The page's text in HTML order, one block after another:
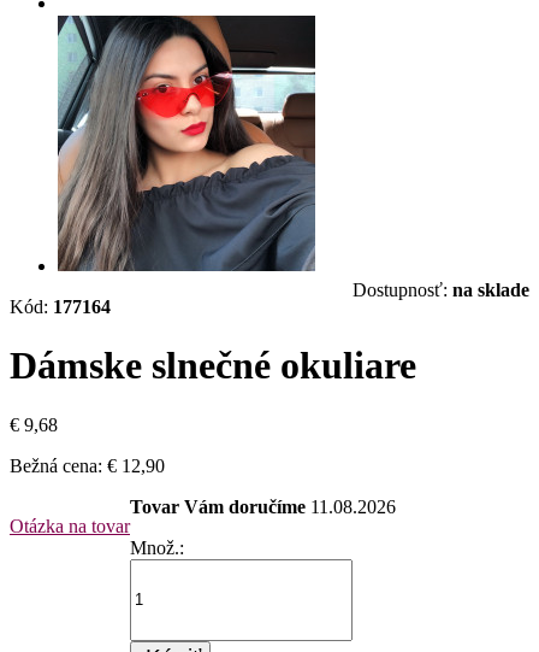
Kód: 177164
Dostupnosť: na sklade
Dámske slnečné okuliare
€ 9,68
Bežná cena: € 12,90
Otázka na tovar
Tovar Vám doručíme 11.08.2026
Množ.: